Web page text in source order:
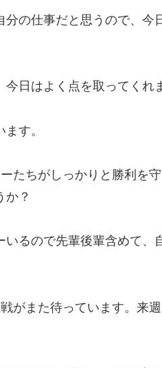
分の仕事だと思うので、今
日はよく点を取ってくれ
す。
たちがしっかりと勝利を
か？
いるので先輩後輩含めて、
がまた待っています。来